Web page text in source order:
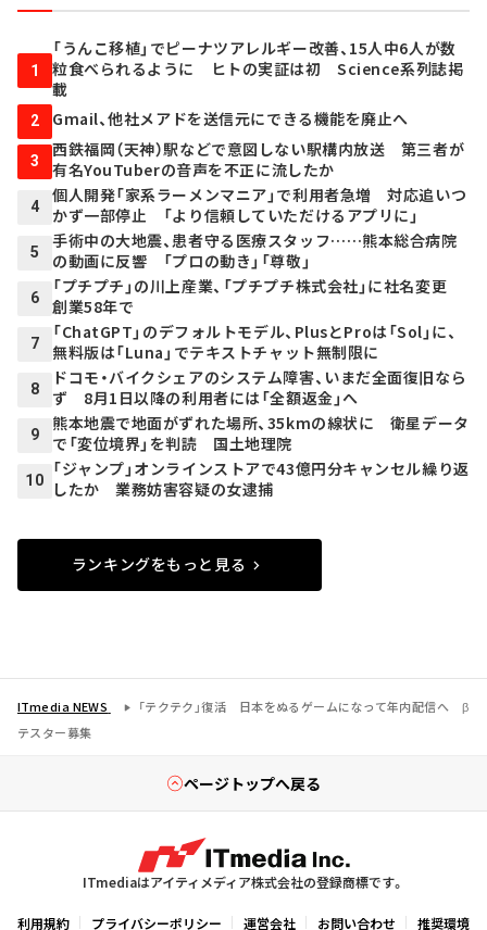
1
「うんこ移植」でピーナツアレルギー改善、15人中6人が数
粒食べられるように ヒトの実証は初 Science系列誌掲
載
2 Gmail、他社メアドを送信元にできる機能を廃止へ
3
西鉄福岡（天神）駅などで意図しない駅構内放送 第三者が
有名YouTuberの音声を不正に流したか
4
個人開発「家系ラーメンマニア」で利用者急増 対応追いつ
かず一部停止 「より信頼していただけるアプリに」
5
手術中の大地震、患者守る医療スタッフ……熊本総合病院
の動画に反響 「プロの動き」「尊敬」
6
「プチプチ」の川上産業、「プチプチ株式会社」に社名変更
創業58年で
7
「ChatGPT」のデフォルトモデル、PlusとProは「Sol」に、
無料版は「Luna」でテキストチャット無制限に
8
ドコモ・バイクシェアのシステム障害、いまだ全面復旧なら
ず 8月1日以降の利用者には「全額返金」へ
9
熊本地震で地面がずれた場所、35kmの線状に 衛星データ
で「変位境界」を判読 国土地理院
10
「ジャンプ」オンラインストアで43億円分キャンセル繰り返
したか 業務妨害容疑の女逮捕
ランキングをもっと見る
ITmedia NEWS
「テクテク」復活 日本をぬるゲームになって年内配信へ β
テスター募集
ページトップへ戻る
ITmediaはアイティメディア株式会社の登録商標です。
利用規約 プライバシーポリシー 運営会社 お問い合わせ 推奨環境